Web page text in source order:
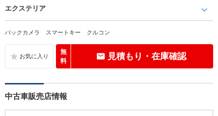
エクステリア
バックカメラ スマートキー クルコン
無
料
見積もり・在庫確認
中古車販売店情報